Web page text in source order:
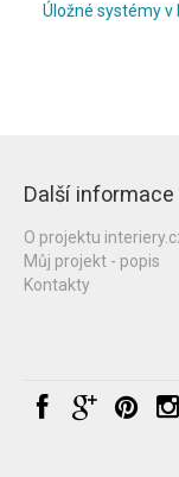
Úložné systémy v
Další informace
O projektu
Můj projekt - popis
Kontakty